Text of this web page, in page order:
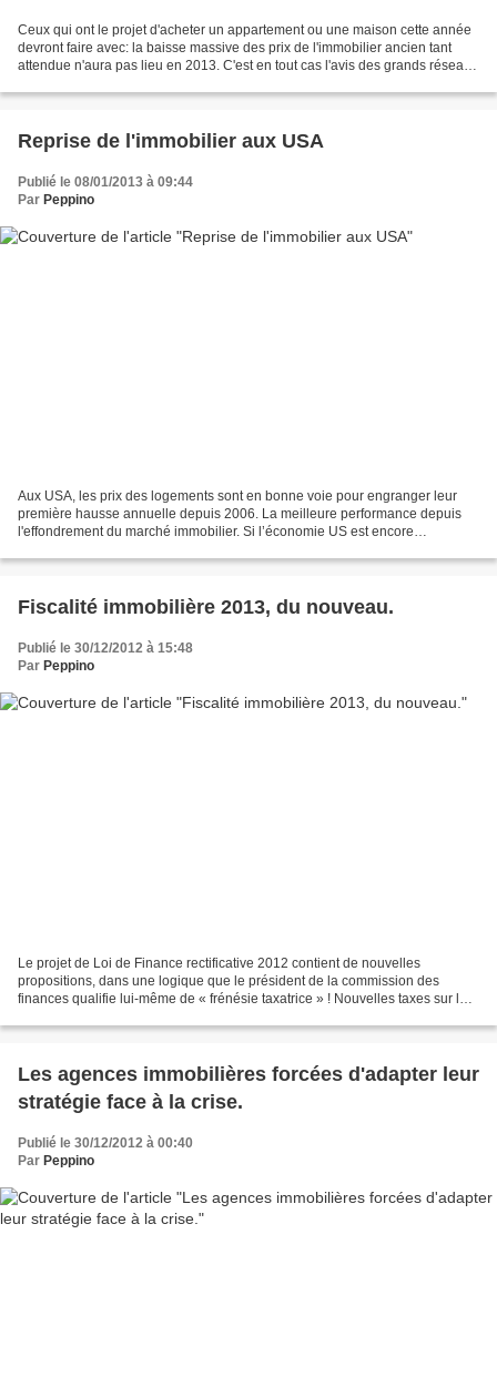
Ceux qui ont le projet d'acheter un appartement ou une maison cette année
devront faire avec: la baisse massive des prix de l'immobilier ancien tant
attendue n'aura pas lieu en 2013. C'est en tout cas l'avis des grands réseaux
Reprise de l'immobilier aux USA
Publié le 08/01/2013 à 09:44
Par Peppino
Aux USA, les prix des logements sont en bonne voie pour engranger leur
première hausse annuelle depuis 2006. La meilleure performance depuis
l'effondrement du marché immobilier. Si l’économie US est encore
Fiscalité immobilière 2013, du nouveau.
Publié le 30/12/2012 à 15:48
Par Peppino
Le projet de Loi de Finance rectificative 2012 contient de nouvelles
propositions, dans une logique que le président de la commission des
finances qualifie lui-même de « frénésie taxatrice » ! Nouvelles taxes sur les
Les agences immobilières forcées d'adapter leur
stratégie face à la crise.
Publié le 30/12/2012 à 00:40
Par Peppino